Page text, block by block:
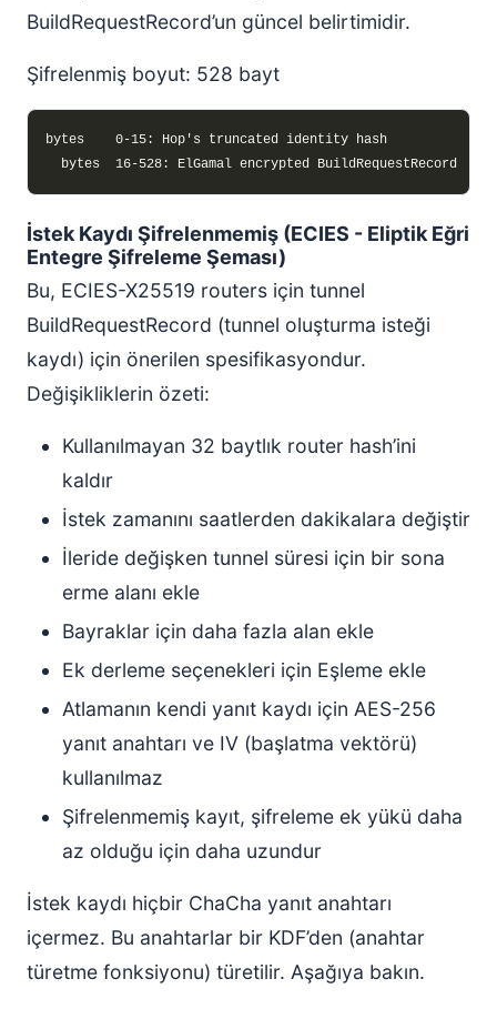
BuildRequestRecord’un güncel belirtimidir.
Şifrelenmiş boyut: 528 bayt
İstek Kaydı Şifrelenmemiş (ECIES - Eliptik Eğri
Entegre Şifreleme Şeması)
Bu, ECIES-X25519 routers için tunnel
BuildRequestRecord (tunnel oluşturma isteği
kaydı) için önerilen spesifikasyondur.
Değişikliklerin özeti:
Kullanılmayan 32 baytlık router hash’ini
kaldır
İstek zamanını saatlerden dakikalara değiştir
İleride değişken tunnel süresi için bir sona
erme alanı ekle
Bayraklar için daha fazla alan ekle
Ek derleme seçenekleri için Eşleme ekle
Atlamanın kendi yanıt kaydı için AES-256
yanıt anahtarı ve IV (başlatma vektörü)
kullanılmaz
Şifrelenmemiş kayıt, şifreleme ek yükü daha
az olduğu için daha uzundur
İstek kaydı hiçbir ChaCha yanıt anahtarı
içermez. Bu anahtarlar bir KDF’den (anahtar
türetme fonksiyonu) türetilir. Aşağıya bakın.